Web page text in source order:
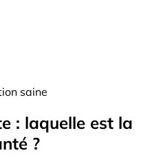
saine
: laquelle est la
?